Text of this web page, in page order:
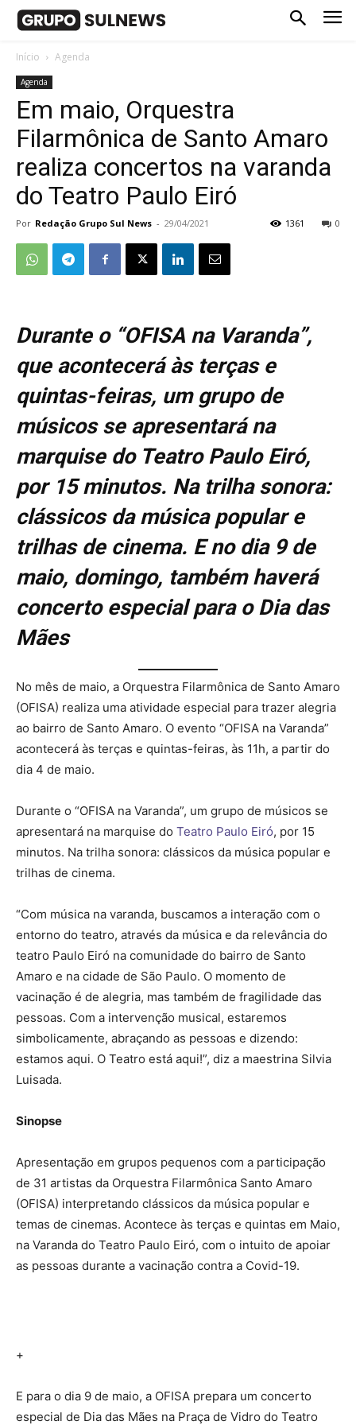
Início Agenda
Agenda
Em maio, Orquestra
Filarmônica de Santo Amaro
realiza concertos na varanda
do Teatro Paulo Eiró
Por Redação Grupo Sul News - 29/04/2021 0
1361
Durante o “OFISA na Varanda”,
que acontecerá às terças e
quintas-feiras, um grupo de
músicos se apresentará na
marquise do Teatro Paulo Eiró,
por 15 minutos. Na trilha sonora:
clássicos da música popular e
trilhas de cinema. E no dia 9 de
maio, domingo, também haverá
concerto especial para o Dia das
Mães
No mês de maio, a Orquestra Filarmônica de Santo Amaro
(OFISA) realiza uma atividade especial para trazer alegria
ao bairro de Santo Amaro. O evento “OFISA na Varanda”
acontecerá às terças e quintas-feiras, às 11h, a partir do
dia 4 de maio.
Durante o “OFISA na Varanda”, um grupo de músicos se
apresentará na marquise do Teatro Paulo Eiró, por 15
minutos. Na trilha sonora: clássicos da música popular e
trilhas de cinema.
“Com música na varanda, buscamos a interação com o
entorno do teatro, através da música e da relevância do
teatro Paulo Eiró na comunidade do bairro de Santo
Amaro e na cidade de São Paulo. O momento de
vacinação é de alegria, mas também de fragilidade das
pessoas. Com a intervenção musical, estaremos
simbolicamente, abraçando as pessoas e dizendo:
estamos aqui. O Teatro está aqui!”, diz a maestrina Silvia
Luisada.
Sinopse
Apresentação em grupos pequenos com a participação
de 31 artistas da Orquestra Filarmônica Santo Amaro
(OFISA) interpretando clássicos da música popular e
temas de cinemas. Acontece às terças e quintas em Maio,
na Varanda do Teatro Paulo Eiró, com o intuito de apoiar
as pessoas durante a vacinação contra a Covid-19.
+
E para o dia 9 de maio, a OFISA prepara um concerto
especial de Dia das Mães na Praça de Vidro do Teatro